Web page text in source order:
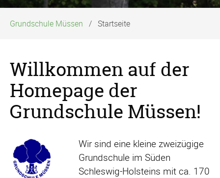
Grundschule Müssen Startseite
Willkommen auf der
Homepage der
Grundschule Müssen!
Wir sind eine kleine zweizügige
Grundschule im Süden
Schleswig-Holsteins mit ca. 170